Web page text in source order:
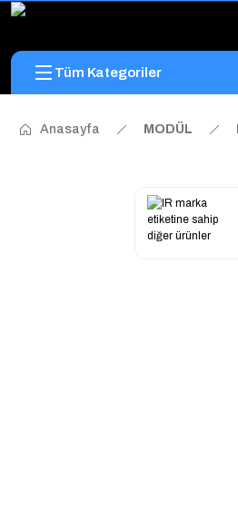
Tüm Kategoriler
Anasayfa MODÜL